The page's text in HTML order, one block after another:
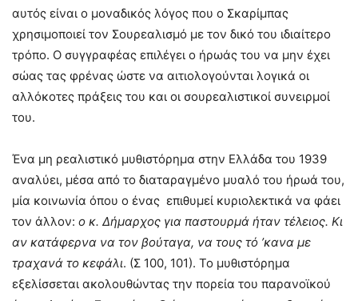
αυτός είναι ο μοναδικός λόγος που ο Σκαρίμπας
χρησιμοποιεί τον Σουρεαλισμό με τον δικό του ιδιαίτερο
τρόπο. Ο συγγραφέας επιλέγει ο ήρωάς του να μην έχει
σώας τας φρένας ώστε να αιτιολογούνται λογικά οι
αλλόκοτες πράξεις του και οι σουρεαλιστικοί συνειρμοί
του.
Ένα μη ρεαλιστικό μυθιστόρημα στην Ελλάδα του 1939
αναλύει, μέσα από το διαταραγμένο μυαλό του ήρωά του,
μία κοινωνία όπου ο ένας επιθυμεί κυριολεκτικά να φάει
τον άλλον: ο κ. Δήμαρχος για παστουρμά ήταν τέλειος. Κι
αν κατάφερνα να τον βούταγα, να τους τό ’κανα με
τραχανά το κεφάλι. (Σ 100, 101). Το μυθιστόρημα
εξελίσσεται ακολουθώντας την πορεία του παρανοϊκού